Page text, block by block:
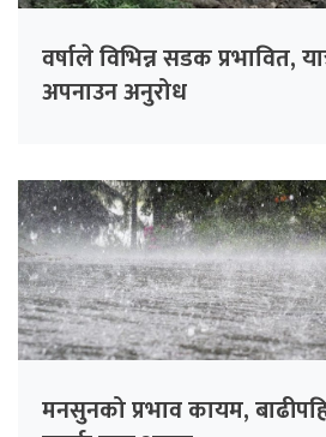
वर्षाले विभिन्न सडक प्रभावित,
अपनाउन अनुरोध
मनसुनको प्रभाव कायम,